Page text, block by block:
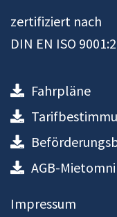
zertifiziert nach
DIN EN ISO
Fahrpläne
AGB-
Impressum